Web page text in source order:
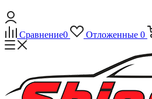
Сравнение0 Отложенные 0